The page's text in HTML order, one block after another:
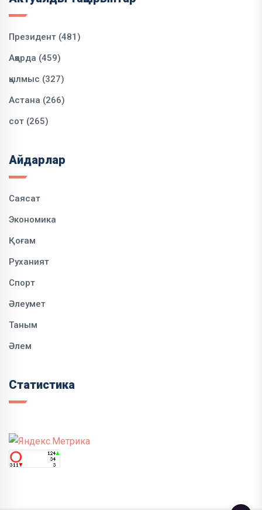
Президент (481)
Ақорда (459)
қылмыс (327)
Астана (266)
сот (265)
Айдарлар
Саясат
Экономика
Қоғам
Руханият
Спорт
Әлеумет
Таным
Әлем
Статистика